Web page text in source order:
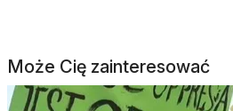
Może Cię zainteresować